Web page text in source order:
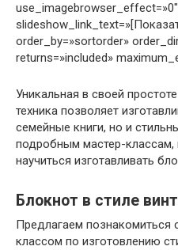
order_by=»sortorder»
returns=»included»
Уникальная в своей
техника позволяет
семейные книги, но и
подробным мастер-классам,
научиться изготавливать
Блокнот в стиле
Предлагаем познакомиться
классом по изготовлению